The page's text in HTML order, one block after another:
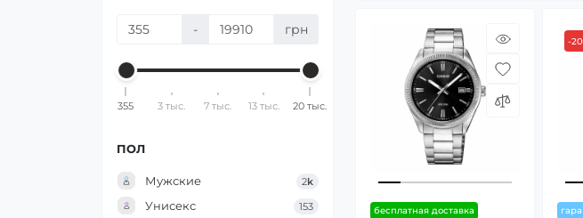
- грн
355 3 тыс. 7 тыс. 13 тыс. 20 тыс.
ПОЛ
Мужские 2k
Унисекс 153
бесплатная доставка
-